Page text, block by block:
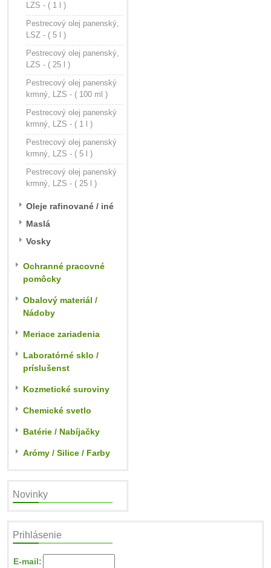
LZS - ( 1 l )
Pestrecový olej panenský,
LSZ - ( 5 l )
Pestrecový olej panenský,
LZS - ( 25 l )
Pestrecový olej panenský
krmný, LZS - ( 100 ml )
Pestrecový olej panenský
krmný, LZS - ( 1 l )
Pestrecový olej panenský
krmný, LZS - ( 5 l )
Pestrecový olej panenský
krmný, LZS - ( 25 l )
Oleje rafinované / iné
Maslá
Vosky
Ochranné pracovné
pomôcky
Obalový materiál /
Nádoby
Meriace zariadenia
Laboratórné sklo /
príslušenst
Kozmetické suroviny
Chemické svetlo
Batérie / Nabíjačky
Arómy / Silice / Farby
Novinky
Prihlásenie
E-mail: